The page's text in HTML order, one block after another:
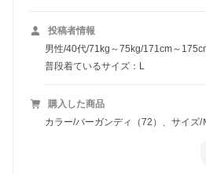
投稿者情報
男性/40代/71kg～75kg/171cm～
普段着ているサイズ：L
購入した商品
カラー/バーガンディ（72）、サイズ/